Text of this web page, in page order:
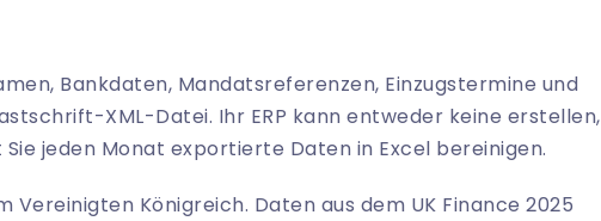
Bankdaten, Mandatsreferenzen, Einzugstermine und
XML-Datei. Ihr ERP kann entweder keine erstellen,
jeden Monat exportierte Daten in Excel bereinigen.
Vereinigten Königreich. Daten aus dem UK Finance 2025